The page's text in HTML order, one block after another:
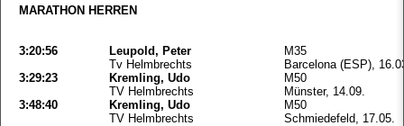
MARATHON HERREN
3:20:56
Leupold, Peter
Tv Helmbrechts
M35
Barcelona (ESP),
3:29:23
Kremling, Udo
TV Helmbrechts
M50
Münster, 14.09.
3:48:40
Kremling, Udo
TV Helmbrechts
M50
Schmiedefeld, 17.05.